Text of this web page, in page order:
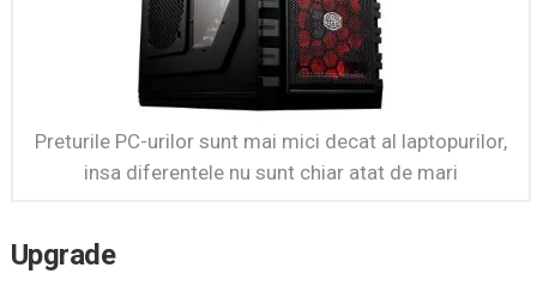
Preturile PC-urilor sunt mai mici decat al laptopurilor,
insa diferentele nu sunt chiar atat de mari
Upgrade